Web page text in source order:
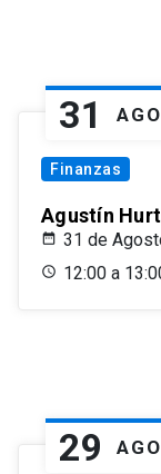
31 AGO
Finanzas
Agustín
31 de
12:00 a
29 AGO